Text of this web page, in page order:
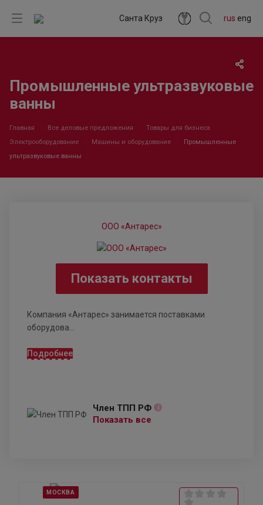
rus eng
Санта Круз
Промышленные ультразвуковые
ванны
Главная Все деловые предложения
Товары для бизнеса
Электрооборудование
Машины и оборудование
Промышленные
ультразвуковые ванны
ООО «Антарес»
Показать контакты
Компания «Антарес» занимается поставками
оборудова...
Подробнее
Член ТПП РФ i
Показать все
МОСКВА